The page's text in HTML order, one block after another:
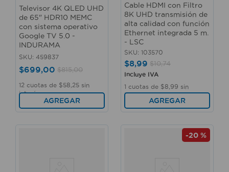
Televisor 4K QLED UHD
de 65" HDR10 MEMC
con sistema operativo
Google TV 5.0 -
INDURAMA
SKU: 459837
$699,00 $815,00
12 cuotas de $58 25 sin
interés
AGREGAR
Cable HDMI con Filtro
8K UHD transmisión de
alta calidad con función
Ethernet integrada 5 m.
- LSC
SKU: 103570
$8,99 $10,74
Incluye IVA
1 cuotas de $8 99 sin
interés
AGREGAR
-20 %